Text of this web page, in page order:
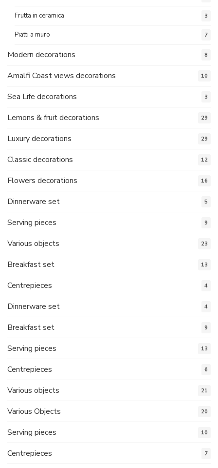
Frutta in ceramica 3
Piatti a muro 7
Modern decorations 8
Amalfi Coast views decorations 10
Sea Life decorations 3
Lemons & fruit decorations 29
Luxury decorations 29
Classic decorations 12
Flowers decorations 16
Dinnerware set 5
Serving pieces 9
Various objects 23
Breakfast set 13
Centrepieces 4
Dinnerware set 4
Breakfast set 9
Serving pieces 13
Centrepieces 6
Various objects 21
Various Objects 20
Serving pieces 10
Centrepieces 7